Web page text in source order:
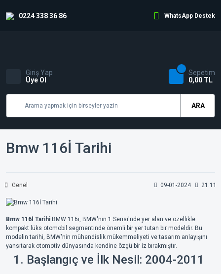
0224 338 36 86 WhatsApp Destek
ARA
Giriş Yap
Üye Ol
Sepetim
0,00 TL
Bmw 116İ Tarihi
Genel 09-01-2024 21:11
Bmw 116İ Tarihi BMW 116i, BMW'nin 1 Serisi'nde yer alan ve özellikle
kompakt lüks otomobil segmentinde önemli bir yer tutan bir modeldir. Bu
modelin tarihi, BMW'nin mühendislik mükemmeliyeti ve tasarım anlayışını
yansıtarak otomotiv dünyasında kendine özgü bir iz bırakmıştır.
1. Başlangıç ve İlk Nesil: 2004-2011